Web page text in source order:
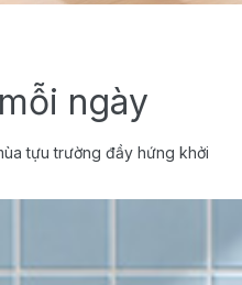
ngày
tựu trường đầy hứng khởi